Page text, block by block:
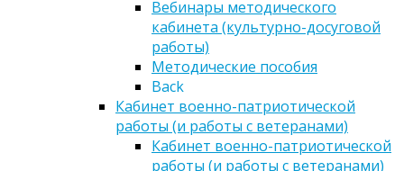
Вебинары методического
кабинета (культурно-досуговой
работы)
Методические пособия
Back
Кабинет военно-патриотической
работы (и работы с ветеранами)
Кабинет военно-патриотической
работы (и работы с ветеранами)